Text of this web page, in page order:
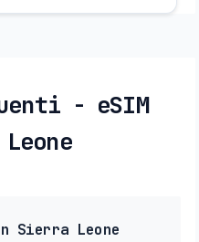
- eSIM
Sierra Leone